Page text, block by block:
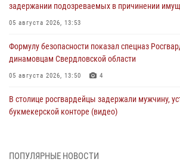
задержании подозреваемых в причинении
05 августа 2026, 13:53
Формулу безопасности показал спецназ
динамовцам Свердловской области
05 августа 2026, 13:50 4
В столице росгвардейцы задержали мужчину,
букмекерской конторе (видео)
В Удмуртии при силовой поддержке спецназа
ПОПУЛЯРНЫЕ НОВОСТИ